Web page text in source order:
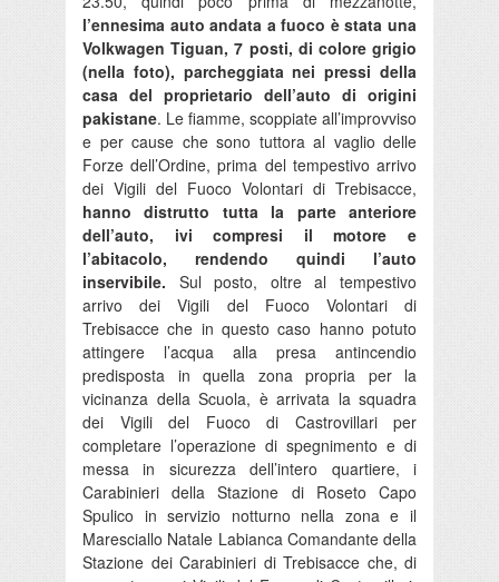
l’ennesima auto andata a fuoco è stata una
Volkwagen Tiguan, 7 posti, di colore grigio
(nella foto), parcheggiata nei pressi della
casa del proprietario dell’auto di origini
pakistane. Le fiamme, scoppiate all’improvviso
e per cause che sono tuttora al vaglio delle
Forze dell’Ordine, prima del tempestivo arrivo
dei Vigili del Fuoco Volontari di Trebisacce,
hanno distrutto tutta la parte anteriore
dell’auto, ivi compresi il motore e
l’abitacolo, rendendo quindi l’auto
inservibile. Sul posto, oltre al tempestivo
arrivo dei Vigili del Fuoco Volontari di
Trebisacce che in questo caso hanno potuto
attingere l’acqua alla presa antincendio
predisposta in quella zona propria per la
vicinanza della Scuola, è arrivata la squadra
dei Vigili del Fuoco di Castrovillari per
completare l’operazione di spegnimento e di
messa in sicurezza dell’intero quartiere, i
Carabinieri della Stazione di Roseto Capo
Spulico in servizio notturno nella zona e il
Maresciallo Natale Labianca Comandante della
Stazione dei Carabinieri di Trebisacce che, di